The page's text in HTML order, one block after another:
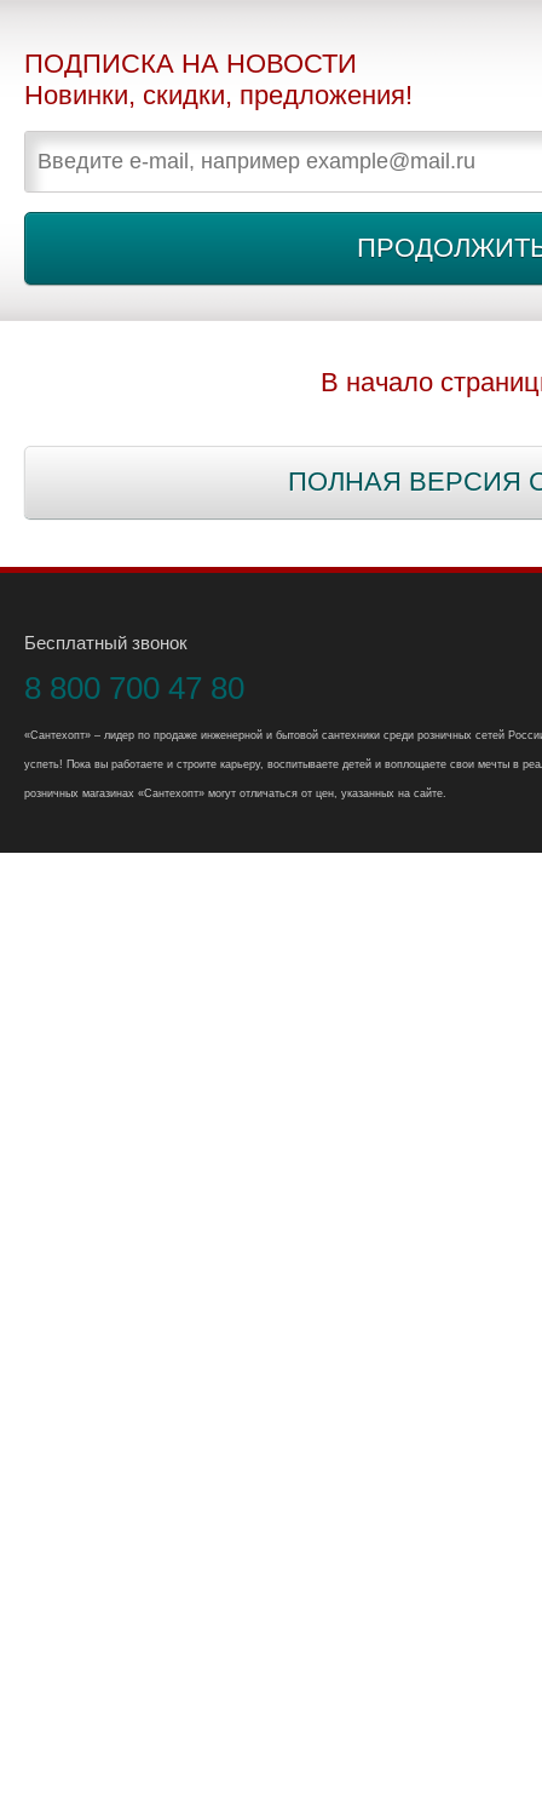
ПОДПИСКА НА НОВОСТИ
Новинки, скидки, предложения!
В начало
ПОЛНАЯ ВЕРСИЯ
Бесплатный звонок
8 800 700 47 80
«Сантехопт» – лидер по продаже инженерной и бытовой сантехники среди розничных сетей
успеть! Пока вы работаете и строите карьеру, воспитываете детей и воплощаете свои мечты в
розничных магазинах «Сантехопт» могут отличаться от цен, указанных на сайте.